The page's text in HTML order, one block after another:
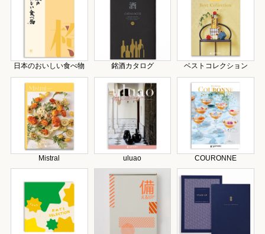
日本のおいしい食べ物 銘酒カタログ ベストコレクション
Mistral uluao COURONNE